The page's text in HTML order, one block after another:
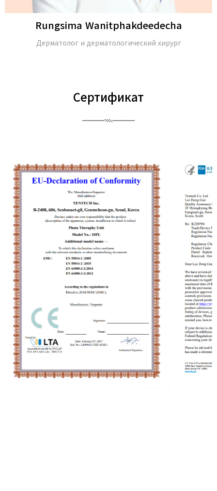
Rungsima Wanitphakdeedecha
Дерматолог и дерматологический хирург
Сертификат